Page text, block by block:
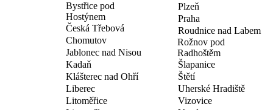
Bystřice pod
Hostýnem
Česká Třebová
Chomutov
Jablonec nad Nisou
Kadaň
Klášterec nad Ohří
Liberec
Litoměřice
Plzeň
Praha
Roudnice nad Labem
Rožnov pod
Radhoštěm
Šlapanice
Štětí
Uherské Hradiště
Vizovice